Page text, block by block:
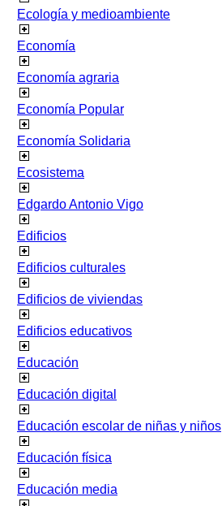
Ecología y medioambiente
Economía
Economía agraria
Economía Popular
Economía Solidaria
Ecosistema
Edgardo Antonio Vigo
Edificios
Edificios culturales
Edificios de viviendas
Edificios educativos
Educación
Educación digital
Educación escolar de niñas y niños
Educación física
Educación media